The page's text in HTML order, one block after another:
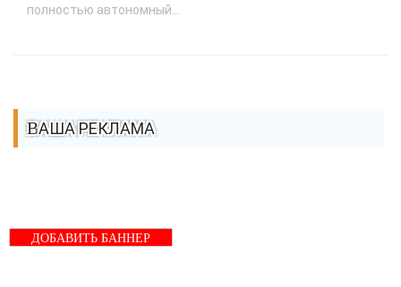
полностью автономный...
ВАША РЕКЛАМА
ДОБАВИТЬ БАННЕР